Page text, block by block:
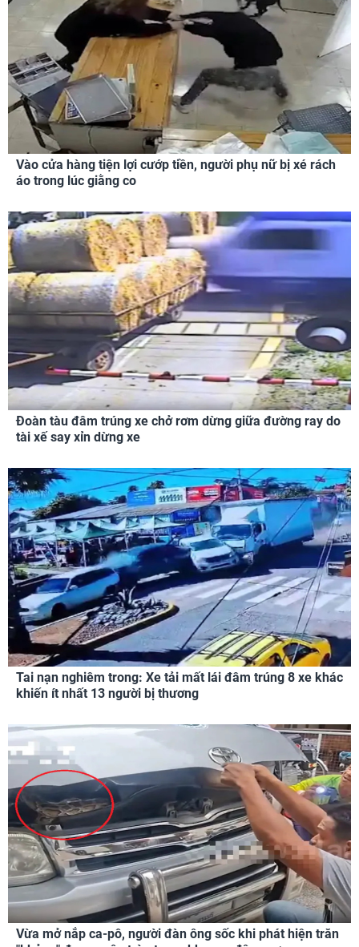
Vào cửa hàng tiện lợi cướp tiền, người phụ nữ bị xé rách
áo trong lúc giằng co
Đoàn tàu đâm trúng xe chở rơm dừng giữa đường ray do
tài xế say xỉn dừng xe
Tai nạn nghiêm trong: Xe tải mất lái đâm trúng 8 xe khác
khiến ít nhất 13 người bị thương
Vừa mở nắp ca-pô, người đàn ông sốc khi phát hiện trăn